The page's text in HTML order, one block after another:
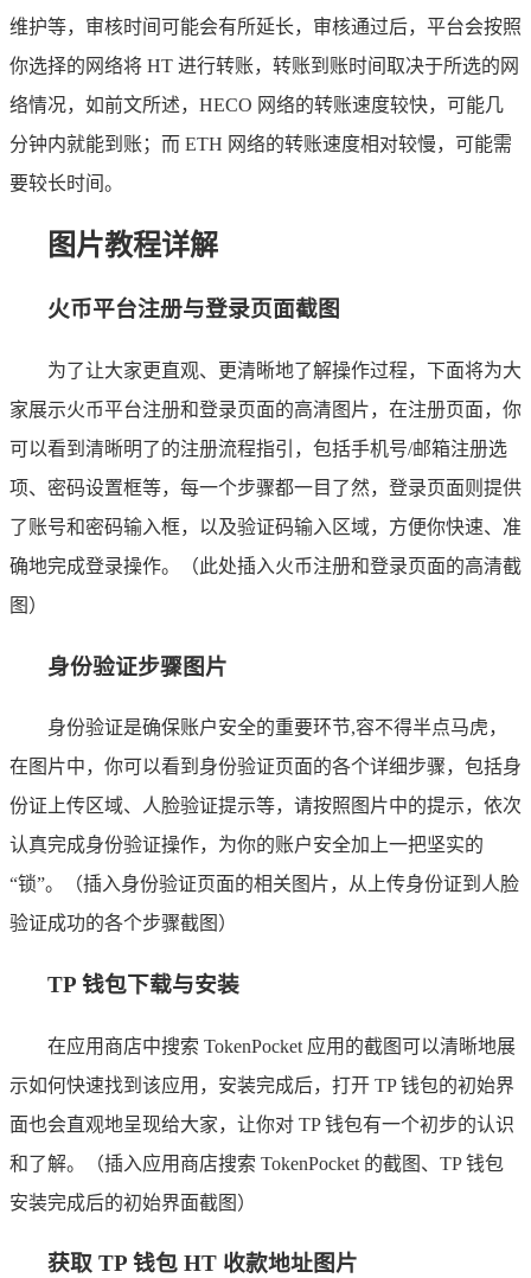
维护等，审核时间可能会有所延长，审核通过后，平台会按照
你选择的网络将 HT 进行转账，转账到账时间取决于所选的网
络情况，如前文所述，HECO 网络的转账速度较快，可能几
分钟内就能到账；而 ETH 网络的转账速度相对较慢，可能需
要较长时间。
图片教程详解
火币平台注册与登录页面截图
为了让大家更直观、更清晰地了解操作过程，下面将为大
家展示火币平台注册和登录页面的高清图片，在注册页面，你
可以看到清晰明了的注册流程指引，包括手机号/邮箱注册选
项、密码设置框等，每一个步骤都一目了然，登录页面则提供
了账号和密码输入框，以及验证码输入区域，方便你快速、准
确地完成登录操作。（此处插入火币注册和登录页面的高清截
图）
身份验证步骤图片
身份验证是确保账户安全的重要环节,容不得半点马虎，
在图片中，你可以看到身份验证页面的各个详细步骤，包括身
份证上传区域、人脸验证提示等，请按照图片中的提示，依次
认真完成身份验证操作，为你的账户安全加上一把坚实的
“锁”。（插入身份验证页面的相关图片，从上传身份证到人脸
验证成功的各个步骤截图）
TP 钱包下载与安装
在应用商店中搜索 TokenPocket 应用的截图可以清晰地展
示如何快速找到该应用，安装完成后，打开 TP 钱包的初始界
面也会直观地呈现给大家，让你对 TP 钱包有一个初步的认识
和了解。（插入应用商店搜索 TokenPocket 的截图、TP 钱包
安装完成后的初始界面截图）
获取 TP 钱包 HT 收款地址图片